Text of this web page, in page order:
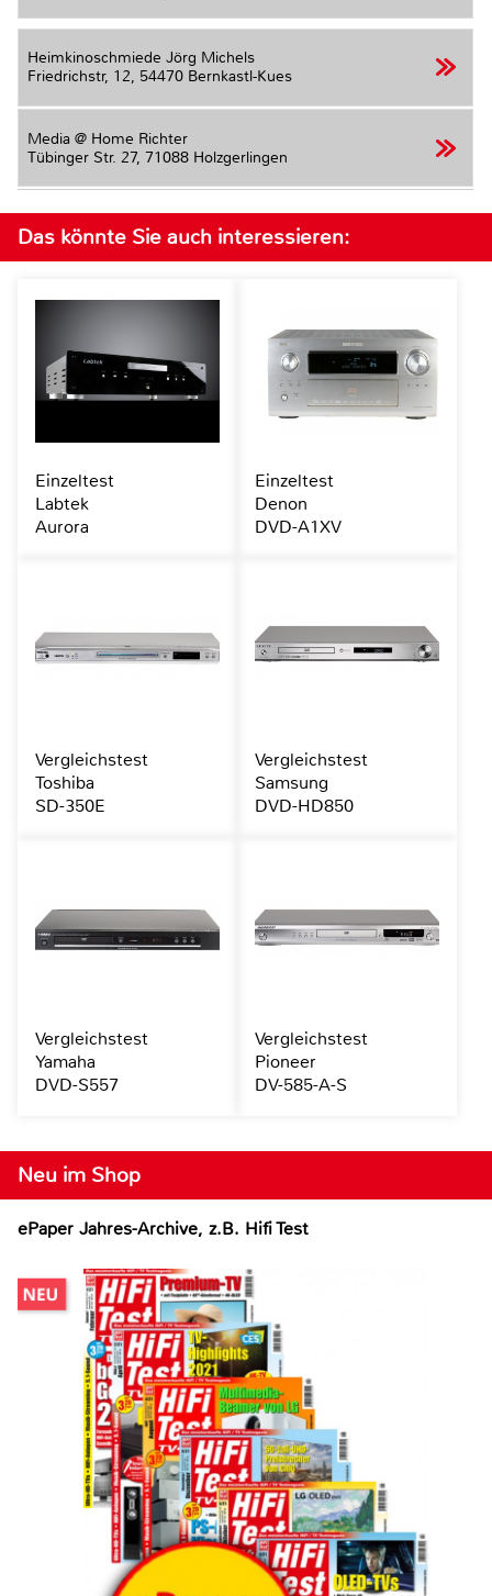
Heimkinoschmiede Jörg Michels
Friedrichstr, 12, 54470 Bernkastl-Kues
Media @ Home Richter
Tübinger Str. 27, 71088 Holzgerlingen
Neu im Shop
ePaper Jahres-Archive, z.B. Hifi Test
Das könnte Sie auch interessieren:
Einzeltest
Labtek
Aurora
Einzeltest
Denon
DVD-A1XV
Vergleichstest
Toshiba
SD-350E
Vergleichstest
Samsung
DVD-HD850
Vergleichstest
Yamaha
DVD-S557
Vergleichstest
Pioneer
DV-585-A-S